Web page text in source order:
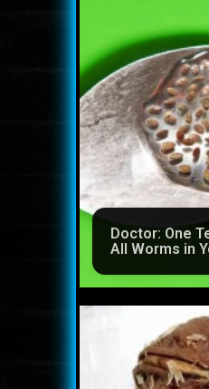
Doctor: One
All Worms in